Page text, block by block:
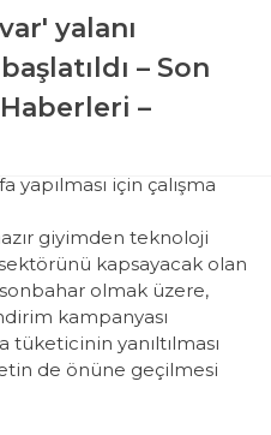
yalanı
– Son
–
2018 10:35
yılın 365 günü süren
son vermeye
Betül Alakent’in
uyguladığı ve
‘indirim kampanyalarının’
yapılması için çalışma
giyimden teknoloji
kapsayacak olan
olmak üzere,
kampanyası
tüketicinin yanıltılması
de önüne geçilmesi